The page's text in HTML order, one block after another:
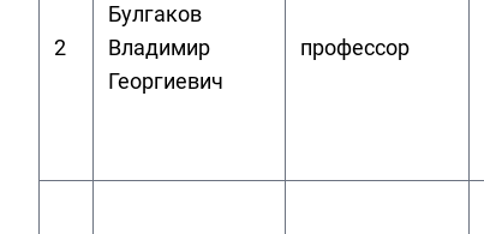
2
Булгаков
Владимир
Георгиевич
профессор